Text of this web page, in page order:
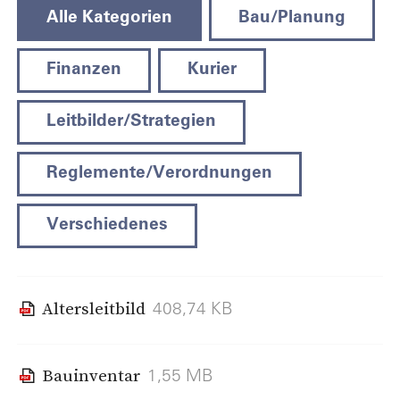
Alle Kategorien Bau/Planung
Finanzen Kurier
Leitbilder/Strategien
Reglemente/Verordnungen
Verschiedenes
Altersleitbild 408,74 KB
Bauinventar 1,55 MB